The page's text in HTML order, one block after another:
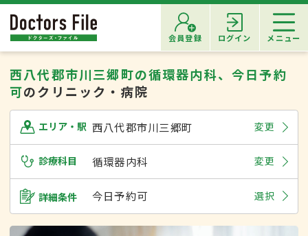
会員登録 ログイン メニュー
西八代郡市川三郷町の循環器内科、今日予約
可のクリニック・病院
エリア・駅 西八代郡市川三郷町 変更
診療科目 循環器内科 変更
詳細条件 今日予約可 選択